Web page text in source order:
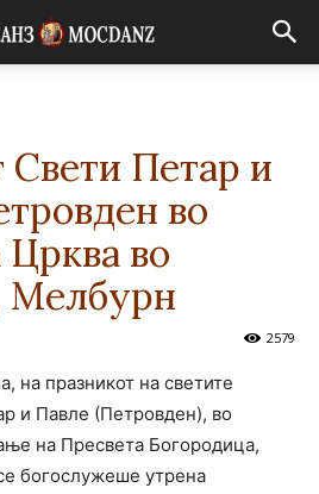
Свети Петар и
во
во
Мелбурн
2579
на празникот на светите
и Павле (Петровден), во
на Пресвета Богородица,
богослужеше утрена